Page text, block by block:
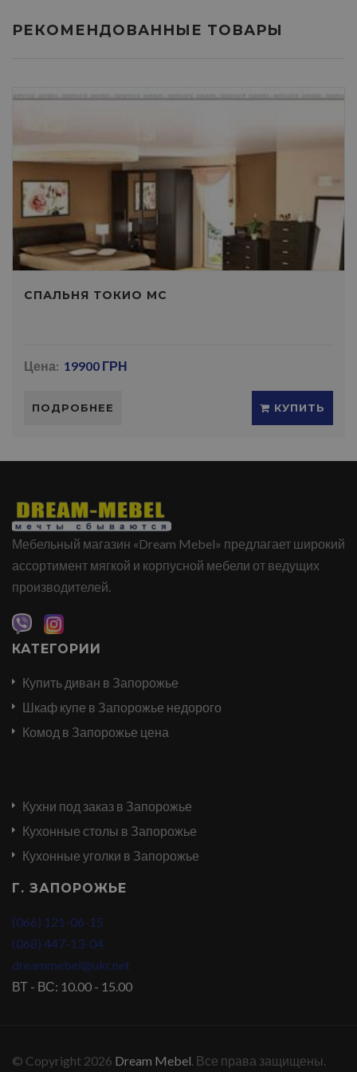
РЕКОМЕНДОВАННЫЕ ТОВАРЫ
СПАЛЬНЯ ТОКИО МС
Цена: 19900 ГРН
ПОДРОБНЕЕ КУПИТЬ
Мебельный магазин «Dream Mebel» предлагает широкий
ассортимент мягкой и корпусной мебели от ведущих
производителей.
КАТЕГОРИИ
Купить диван в Запорожье
Шкаф купе в Запорожье недорого
Комод в Запорожье цена
Кухни под заказ в Запорожье
Кухонные столы в Запорожье
Кухонные уголки в Запорожье
Г. ЗАПОРОЖЬЕ
(066) 121-06-15
(068) 447-13-04
dreammebel@ukr.net
ВТ - ВС: 10.00 - 15.00
© Copyright 2026 Dream Mebel. Все права защищены.